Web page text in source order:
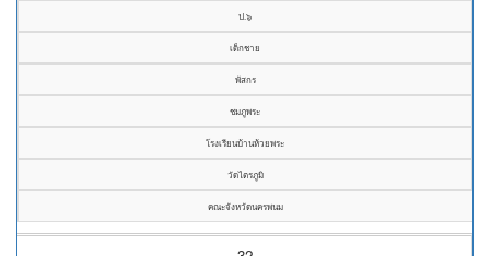
ป.๖
เด็กชาย
พัสกร
ชมภูพระ
โรงเรียนบ้านห้วยพระ
วัดไตรภูมิ
คณะจังหวัดนครพนม